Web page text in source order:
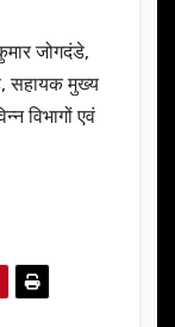
जोगदंडे,
सहायक मुख्य
विभागों एवं